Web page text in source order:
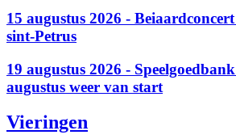
15 augustus 2026 -
sint-Petrus
19 augustus 2026 -
augustus weer van start
Vieringen